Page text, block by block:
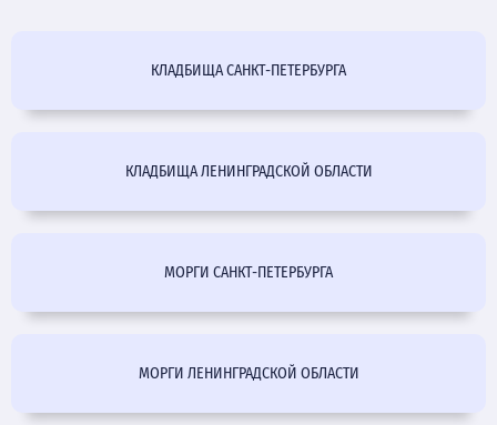
КЛАДБИЩА САНКТ-ПЕТЕРБУРГА
КЛАДБИЩА ЛЕНИНГРАДСКОЙ ОБЛАСТИ
МОРГИ САНКТ-ПЕТЕРБУРГА
МОРГИ ЛЕНИНГРАДСКОЙ ОБЛАСТИ